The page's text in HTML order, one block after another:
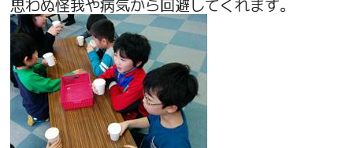
思わぬ怪我や病気から回避してくれます。